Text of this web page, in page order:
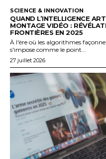
SCIENCE & INNOVATION
QUAND L’INTELLIGENCE
MONTAGE VIDÉO :
FRONTIÈRES EN 2025
À l'ère où les algorithmes
s'impose comme le point...
27 juillet 2026